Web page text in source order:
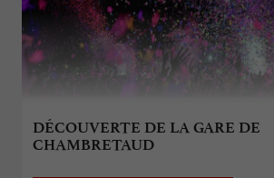
DÉCOUVERTE DE LA GARE DE
CHAMBRETAUD